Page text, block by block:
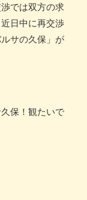
では双方の求
日中に再交渉
サの久保」が
保！観たいで